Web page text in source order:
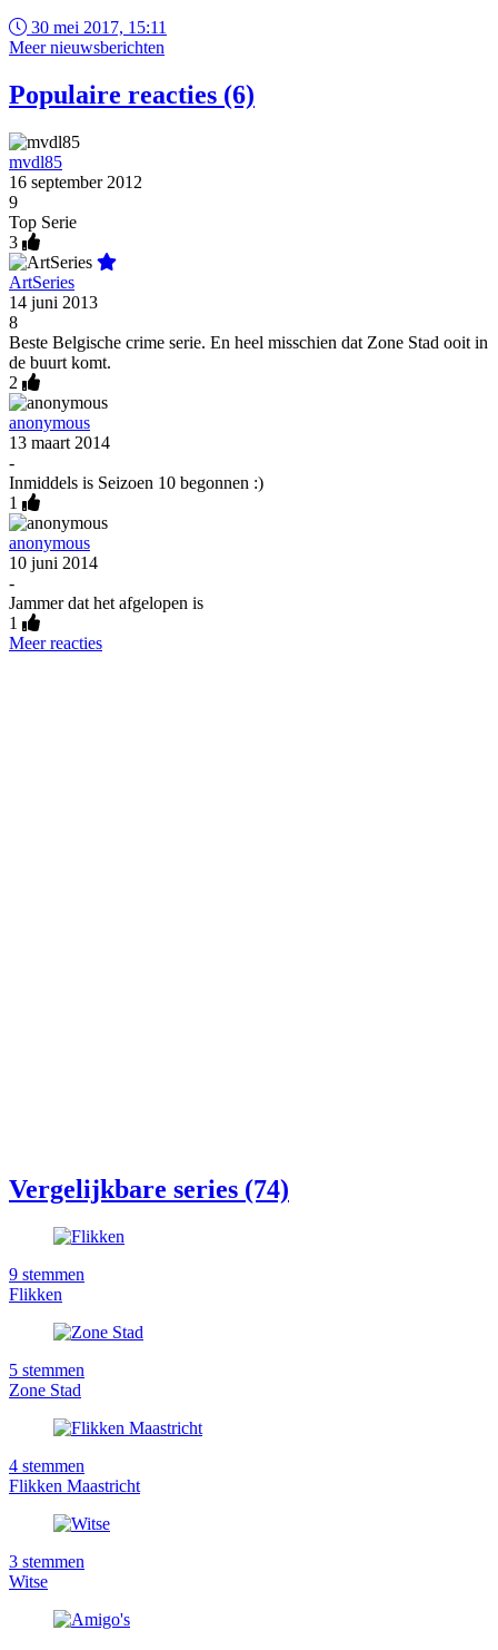
30 mei 2017, 15:11
Meer nieuwsberichten
Populaire reacties (6)
mvdl85
16 september 2012
9
Top Serie
3
ArtSeries
14 juni 2013
8
Beste Belgische crime serie. En heel misschien dat Zone Stad ooit in
de buurt komt.
2
anonymous
13 maart 2014
-
Inmiddels is Seizoen 10 begonnen :)
1
anonymous
10 juni 2014
-
Jammer dat het afgelopen is
1
Meer reacties
Vergelijkbare series (74)
9 stemmen
Flikken
5 stemmen
Zone Stad
4 stemmen
Flikken Maastricht
3 stemmen
Witse